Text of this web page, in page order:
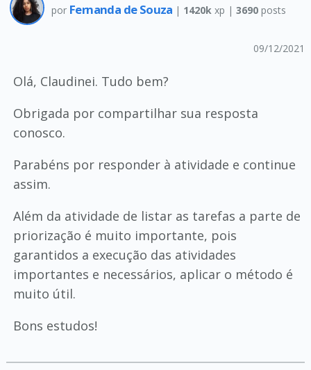
por Fernanda de Souza | 1420k xp |3690 posts
09/12/2021
Olá, Claudinei. Tudo bem?
Obrigada por compartilhar sua resposta
conosco.
Parabéns por responder à atividade e continue
assim.
Além da atividade de listar as tarefas a parte de
priorização é muito importante, pois
garantidos a execução das atividades
importantes e necessários, aplicar o método é
muito útil.
Bons estudos!